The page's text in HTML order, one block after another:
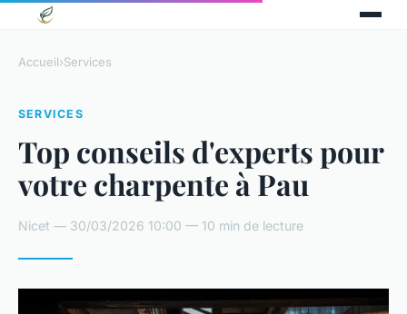
Accueil›Services
SERVICES
Top conseils d'experts pour
votre charpente à Pau
Nicet — 30/03/2026 10:00 — 10 min de lecture